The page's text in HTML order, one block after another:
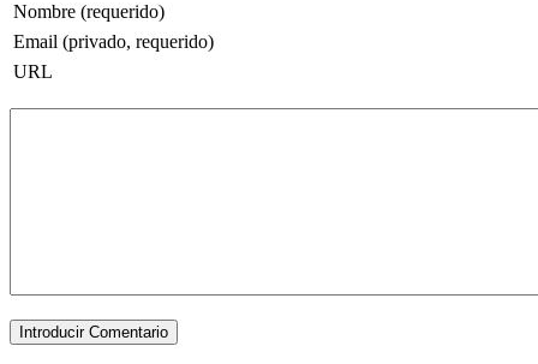
Nombre (requerido)
Email (privado, requerido)
URL